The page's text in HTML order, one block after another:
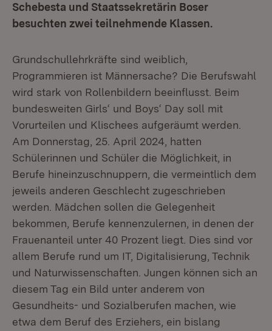
Schebesta und Staatssekretärin Boser
besuchten zwei teilnehmende Klassen.
Grundschullehrkräfte sind weiblich,
Programmieren ist Männersache? Die Berufswahl
wird stark von Rollenbildern beeinflusst. Beim
bundesweiten Girls‘ und Boys‘ Day soll mit
Vorurteilen und Klischees aufgeräumt werden.
Am Donnerstag, 25. April 2024, hatten
Schülerinnen und Schüler die Möglichkeit, in
Berufe hineinzuschnuppern, die vermeintlich dem
jeweils anderen Geschlecht zugeschrieben
werden. Mädchen sollen die Gelegenheit
bekommen, Berufe kennenzulernen, in denen der
Frauenanteil unter 40 Prozent liegt. Dies sind vor
allem Berufe rund um IT, Digitalisierung, Technik
und Naturwissenschaften. Jungen können sich an
diesem Tag ein Bild unter anderem von
Gesundheits- und Sozialberufen machen, wie
etwa dem Beruf des Erziehers, ein bislang